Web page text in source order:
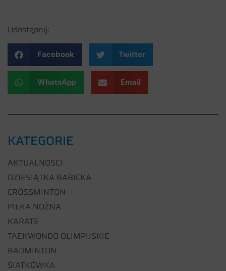
Udostępnij:
Facebook Twitter
WhatsApp Email
KATEGORIE
AKTUALNOŚCI
DZIESIĄTKA BABICKA
CROSSMINTON
PIŁKA NOŻNA
KARATE
TAEKWONDO OLIMPIJSKIE
BADMINTON
SIATKÓWKA